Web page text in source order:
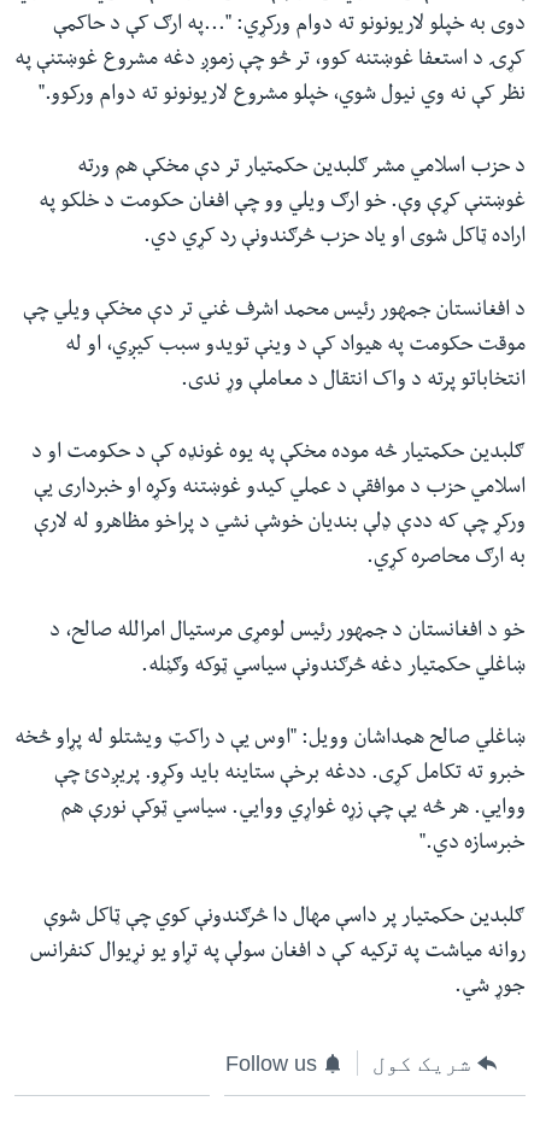
دوی به خپلو لاریونونو ته دوام ورکړي: "...په ارګ کې د حاکمې
کړۍ د استعفا غوښتنه کوو، تر څو چې زموږ دغه مشروع غوښتنې په
نظر کې نه وي نیول شوي، خپلو مشروع لاریونونو ته دوام ورکوو."
د حزب اسلامي مشر ګلبدین حکمتیار تر دې مخکې هم ورته
غوښتنې کړې وې. خو ارګ ویلي وو چې افغان حکومت د خلکو په
اراده ټاکل شوی او یاد حزب څرګندونې رد کړي دي.
د افغانستان جمهور رئیس محمد اشرف غني تر دې مخکې ویلي چې
موقت حکومت په هیواد کې د وینې تویدو سبب کیږي، او له
انتخاباتو پرته د واک انتقال د معاملې وړ ندی.
ګلبدین حکمتیار څه موده مخکې په یوه غونډه کې د حکومت او د
اسلامي حزب د موافقې د عملي کیدو غوښتنه وکړه او خبرداری یې
ورکړ چې که ددې ډلې بندیان خوشې نشي د پراخو مظاهرو له لارې
به ارګ محاصره کړي.
خو د افغانستان د جمهور رئیس لومړی مرستیال امرالله صالح، د
ښاغلي حکمتیار دغه څرګندونې سیاسي ټوکه وګڼله.
ښاغلي صالح همداشان وویل: "اوس یې د راکټ ویشتلو له پړاو څخه
خبرو ته تکامل کړی. ددغه برخې ستاینه باید وکړو. پریږدئ چې
ووایي. هر څه یې چې زړه غواړي ووایي. سیاسي ټوکې نورې هم
خبرسازه دي."
ګلبدین حکمتیار پر داسې مهال دا څرګندونې کوي چې ټاکل شوې
روانه میاشت په ترکیه کې د افغان سولې په تړاو یو نړیوال کنفرانس
جوړ شي.
شریک کول Follow us